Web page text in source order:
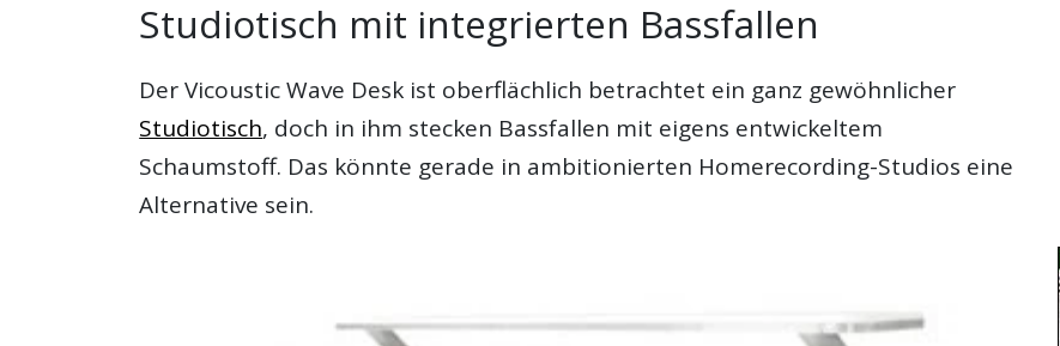
Studiotisch mit integrierten Bassfallen
DerVicoustic Wave Desk ist oberflächlich betrachtet ein ganz gewöhnlicher
Studiotisch, doch in ihm stecken Bassfallen mit eigens entwickeltem
Schaumstoff. Das könnte gerade in ambitionierten Homerecording-Studios eine
Alternative sein.